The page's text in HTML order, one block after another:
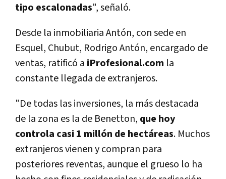
tipo escalonadas", señaló.
Desde la inmobiliaria Antón, con sede en
Esquel, Chubut, Rodrigo Antón, encargado de
ventas, ratificó a iProfesional.com la
constante llegada de extranjeros.
"De todas las inversiones, la más destacada
de la zona es la de Benetton, que hoy
controla casi 1 millón de hectáreas. Muchos
extranjeros vienen y compran para
posteriores reventas, aunque el grueso lo ha